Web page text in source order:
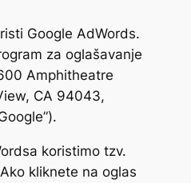
Google AdWords.
za oglašavanje
Amphitheatre
CA 94043,
koristimo tzv.
kliknete na oglas